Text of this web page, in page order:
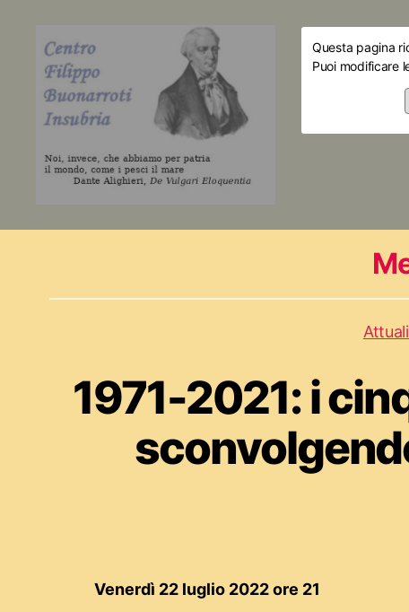
Questa pagina
Puoi modificare
1971-2021: i
Venerdì 22 luglio 2022 ore 21